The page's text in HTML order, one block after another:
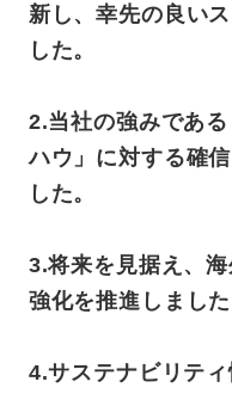
新し、幸先の良い
した。
2.当社の強みであ
ハウ」に対する確
した。
3.将来を見据え、
強化を推進しました
4.サステナビリティ